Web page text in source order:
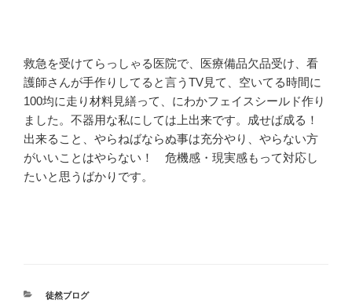
救急を受けてらっしゃる医院で、医療備品欠品受け、看
護師さんが手作りしてると言うTV見て、空いてる時間に
100均に走り材料見繕って、にわかフェイスシールド作り
ました。不器用な私にしては上出来です。成せば成る！
出来ること、やらねばならぬ事は充分やり、やらない方
がいいことはやらない！ 危機感・現実感もって対応し
たいと思うばかりです。
カ
徒然ブログ